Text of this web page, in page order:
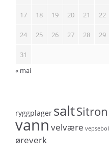
17 18 19 20 21 22
24 25 26 27 28 29
31
« mai
ryggplager saltSitron
vann velvære vepsebol
øreverk